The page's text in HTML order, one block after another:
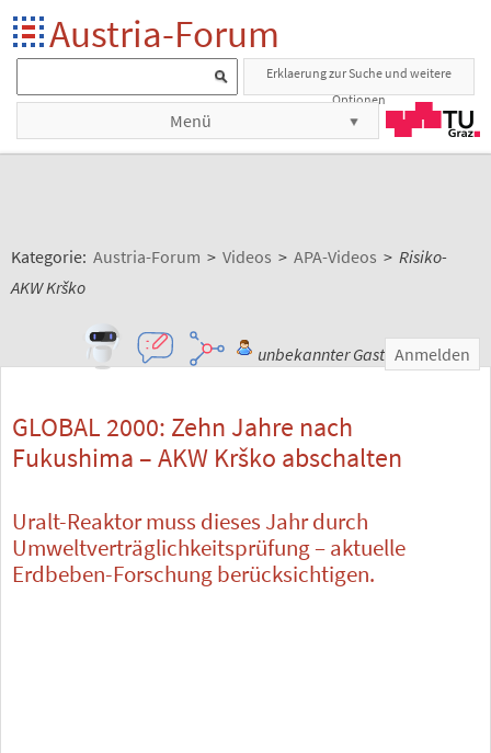
Austria-Forum
Erklaerung zur Suche und weitere
Optionen
Menü
Kategorie: Austria-Forum > Videos > APA-Videos > Risiko-
AKW Krško
unbekannter Gast Anmelden
GLOBAL 2000: Zehn Jahre nach
Fukushima – AKW Krško abschalten
Uralt-Reaktor muss dieses Jahr durch
Umweltverträglichkeitsprüfung – aktuelle
Erdbeben-Forschung berücksichtigen.